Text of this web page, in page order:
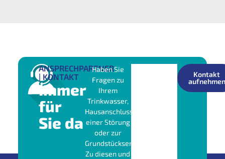
ANSPRECHPARTNER
| KONTAKT
Immer
für
Sie da
Haben Sie
Fragen zu
Ihrem
Trinkwasser,
Hausanschluss,
einer Störung
oder zur
Grundstücksentwässerung?
Zu diesen und
Kontakt
aufnehmen